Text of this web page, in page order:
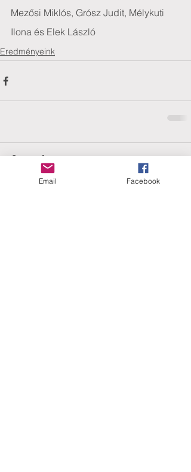
Mezősi Miklós, Grósz Judit, Mélykuti
Ilona és Elek László
Eredményeink
Comments
Email Facebook